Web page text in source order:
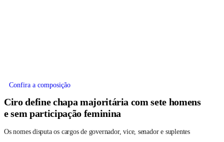
Confira a composição
Ciro define chapa majoritária com sete homens
e sem participação feminina
Os nomes disputa os cargos de governador, vice, senador e suplentes